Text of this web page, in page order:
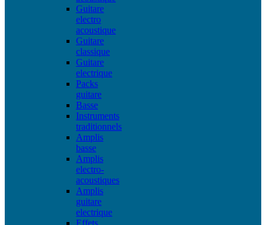
Guitare
electro
acoustique
Guitare
classique
Guitare
electrique
Packs
guitare
Basse
Instruments
traditionnels
Amplis
basse
Amplis
electro-
acoustiques
Amplis
guitare
electrique
Effets